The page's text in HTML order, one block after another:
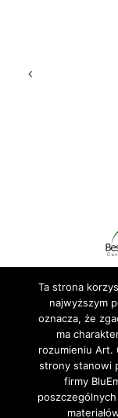
© 2020
Ta strona
najwyższym
oznacza, że
ma
rozumieniu Art.
strony stanowi
firmy